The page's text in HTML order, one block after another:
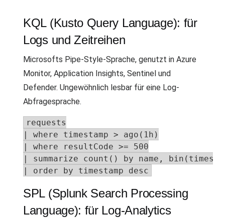
KQL (Kusto Query Language): für
Logs und Zeitreihen
Microsofts Pipe-Style-Sprache, genutzt in Azure
Monitor, Application Insights, Sentinel und
Defender. Ungewöhnlich lesbar für eine Log-
Abfragesprache.
requests
| where timestamp > ago(1h)
| where resultCode >= 500
| summarize count() by name,
| order by timestamp desc
SPL (Splunk Search Processing
Language): für Log-Analytics